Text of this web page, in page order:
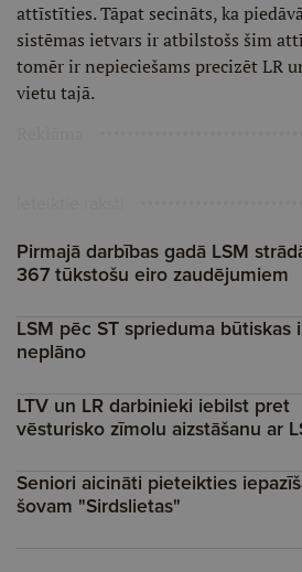
attīstīties. Tāpat secināts, ka
sistēmas ietvars ir atbilstošs šim
tomēr ir nepieciešams precizēt LR
vietu tajā.
Pirmajā darbības gadā LSM
367 tūkstošu eiro zaudējumiem
LSM pēc ST sprieduma būtiskas
neplāno
LTV un LR darbinieki iebilst pret
vēsturisko zīmolu aizstāšanu ar
Seniori aicināti pieteikties
šovam "Sirdslietas"